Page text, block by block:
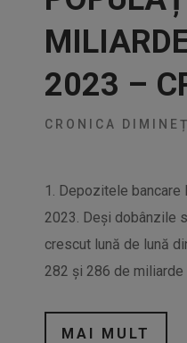
2023 –
CRONICA
1. Depozitele
2023. Deși dobânzile
crescut lună de lună
282 și 286 de miliarde
MAI MULT